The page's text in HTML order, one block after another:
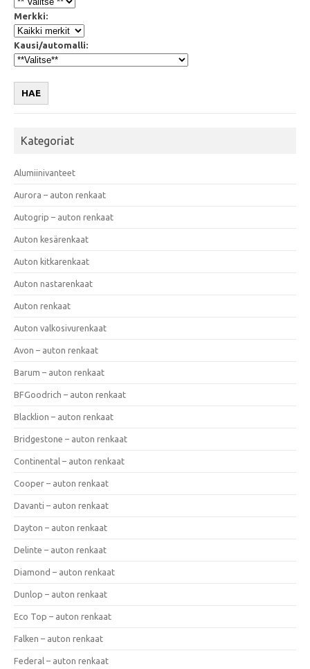
Merkki:
Kausi/automalli:
HAE
Kategoriat
Alumiinivanteet
Aurora – auton renkaat
Autogrip – auton renkaat
Auton kesärenkaat
Auton kitkarenkaat
Auton nastarenkaat
Auton renkaat
Auton valkosivurenkaat
Avon – auton renkaat
Barum – auton renkaat
BFGoodrich – auton renkaat
Blacklion – auton renkaat
Bridgestone – auton renkaat
Continental – auton renkaat
Cooper – auton renkaat
Davanti – auton renkaat
Dayton – auton renkaat
Delinte – auton renkaat
Diamond – auton renkaat
Dunlop – auton renkaat
Eco Top – auton renkaat
Falken – auton renkaat
Federal – auton renkaat